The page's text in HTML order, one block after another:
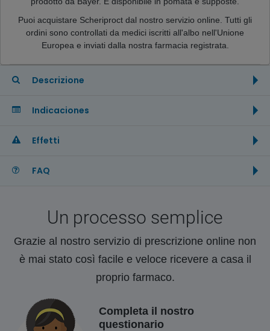
Puoi acquistare Scheriproct dal nostro servizio online. Tutti gli
ordini sono controllati da medici iscritti all'albo nell'Unione
Europea e inviati dalla nostra farmacia registrata.
Descrizione
Indicaciones
Effetti
FAQ
Un processo semplice
Grazie al nostro servizio di prescrizione online non
è mai stato così facile e veloce ricevere a casa il
proprio farmaco.
Completa il nostro
questionario